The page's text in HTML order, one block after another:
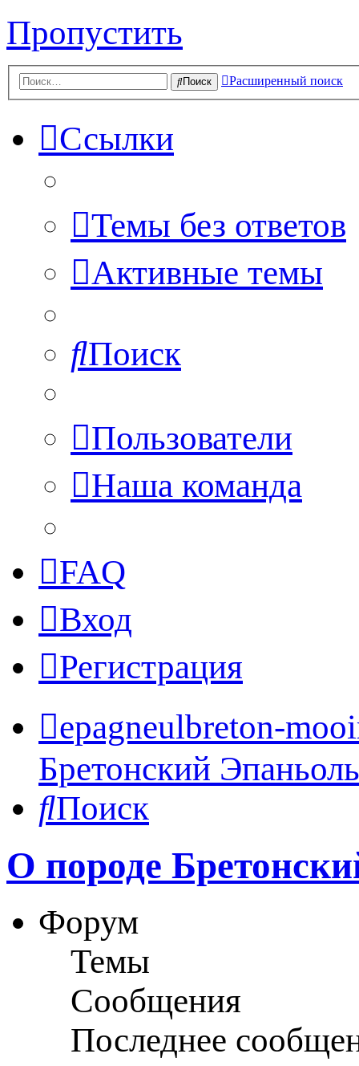
Пропустить
Поиск Расширенный поиск
Ссылки
Темы без ответов
Активные темы
Поиск
Пользователи
Наша команда
FAQ
Вход
Регистрация
epagneulbreton-
Бретонский Эпаньоль
Поиск
О породе
Форум
Темы
Сообщения
Последнее